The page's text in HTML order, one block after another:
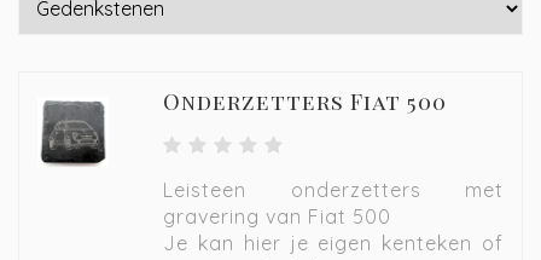
Onderzetters Fiat 500
Leisteen onderzetters met
gravering van Fiat 500
Je kan hier je eigen kenteken of